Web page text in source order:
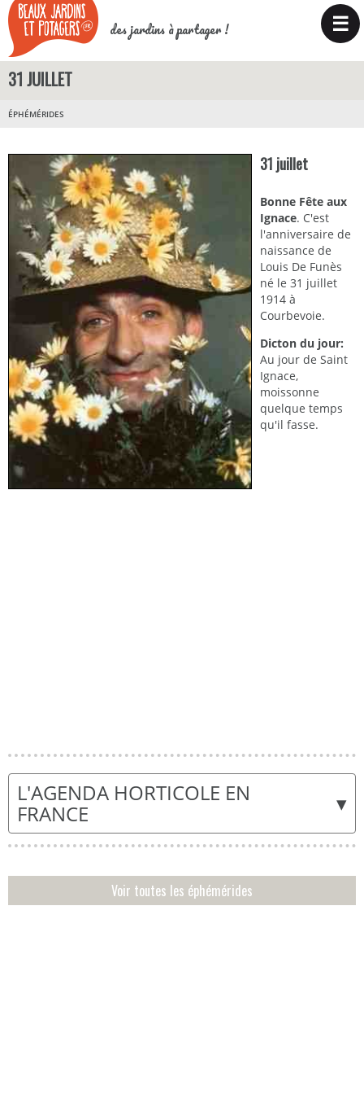
des jardins à partager ! ☰
31 JUILLET
ÉPHÉMÉRIDES
31 juillet
Bonne Fête aux
Ignace. C'est
l'anniversaire de
naissance de
Louis De Funès
né le 31 juillet
1914 à
Courbevoie.
Dicton du jour:
Au jour de Saint
Ignace,
moissonne
quelque temps
qu'il fasse.
▾
L'AGENDA HORTICOLE EN
FRANCE
Voir toutes les éphémérides